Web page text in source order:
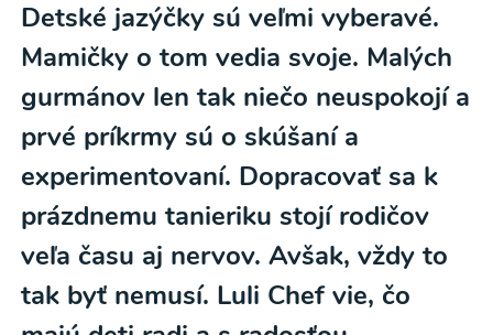
Detské jazýčky sú veľmi vyberavé.
Mamičky o tom vedia svoje. Malých
gurmánov len tak niečo neuspokojí a
prvé príkrmy sú o skúšaní a
experimentovaní. Dopracovať sa k
prázdnemu tanieriku stojí rodičov
veľa času aj nervov. Avšak, vždy to
tak byť nemusí. Luli Chef vie, čo